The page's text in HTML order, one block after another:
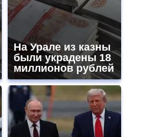
На Урале из казны
были украдены 18
миллионов рублей